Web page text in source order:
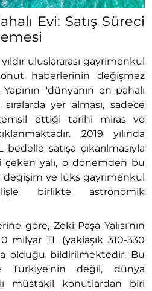
Evi: Satış Süreci
uluslararası gayrimenkul
haberlerinin değişmez
"dünyanın en pahalı
yer alması, sadece
ettiği tarihi miras ve
2019 yılında
satışa çıkarılmasıyla
yalı, o dönemden bu
değişim ve lüks gayrimenkul
birlikte astronomik
göre, Zeki Paşa Yalısı’nın
milyar TL (yaklaşık 310-330
olduğu bildirilmektedir. Bu
Türkiye’nin değil, dünya
müstakil konutlardan biri